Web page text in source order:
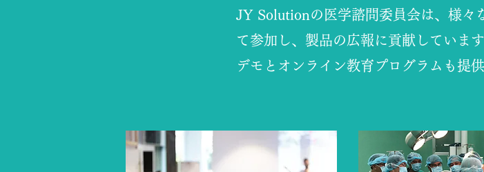
JY Solutionの医学諮問委員会は、様々
て参加し、製品の広報に貢献していま
デモとオンライン教育プログラムも提